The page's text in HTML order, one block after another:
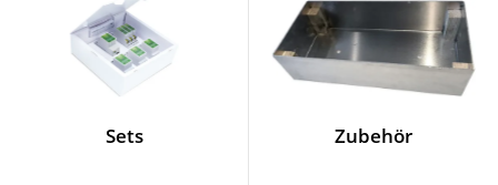
Sets Zubehör